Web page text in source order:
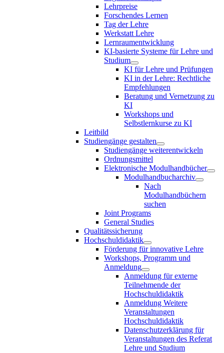
Lehrpreise
Forschendes Lernen
Tag der Lehre
Werkstatt Lehre
Lernraumentwicklung
KI-basierte Systeme für Lehre und
Studium
KI für Lehre und Prüfungen
KI in der Lehre: Rechtliche
Empfehlungen
Beratung und Vernetzung zu
KI
Workshops und
Selbstlernkurse zu KI
Leitbild
Studiengänge gestalten
Studiengänge weiterentwickeln
Ordnungsmittel
Elektronische Modulhandbücher
Modulhandbucharchiv
Nach
Modulhandbüchern
suchen
Joint Programs
General Studies
Qualitätssicherung
Hochschuldidaktik
Förderung für innovative Lehre
Workshops, Programm und
Anmeldung
Anmeldung für externe
Teilnehmende der
Hochschuldidaktik
Anmeldung Weitere
Veranstaltungen
Hochschuldidaktik
Datenschutzerklärung für
Veranstaltungen des Referat
Lehre und Studium